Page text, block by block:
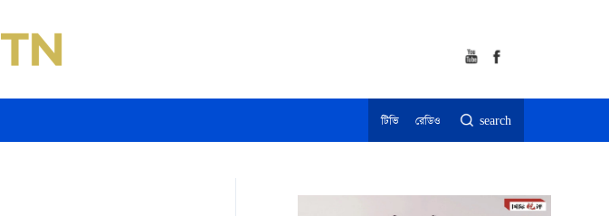
টিভি রেডিও search